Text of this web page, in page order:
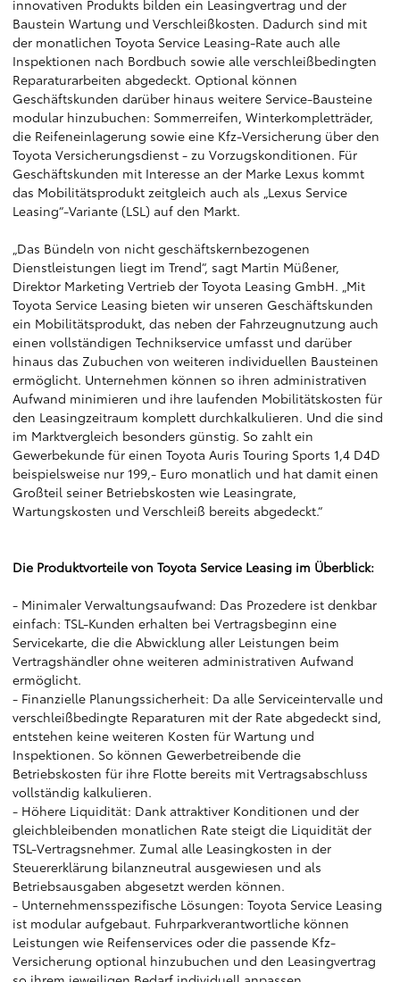
innovativen Produkts bilden ein Leasingvertrag und der
Baustein Wartung und Verschleißkosten. Dadurch sind mit
der monatlichen Toyota Service Leasing-Rate auch alle
Inspektionen nach Bordbuch sowie alle verschleißbedingten
Reparaturarbeiten abgedeckt. Optional können
Geschäftskunden darüber hinaus weitere Service-Bausteine
modular hinzubuchen: Sommerreifen, Winterkompletträder,
die Reifeneinlagerung sowie eine Kfz-Versicherung über den
Toyota Versicherungsdienst - zu Vorzugskonditionen. Für
Geschäftskunden mit Interesse an der Marke Lexus kommt
das Mobilitätsprodukt zeitgleich auch als „Lexus Service
Leasing“-Variante (LSL) auf den Markt.
„Das Bündeln von nicht geschäftskernbezogenen
Dienstleistungen liegt im Trend“, sagt Martin Müßener,
Direktor Marketing Vertrieb der Toyota Leasing GmbH. „Mit
Toyota Service Leasing bieten wir unseren Geschäftskunden
ein Mobilitätsprodukt, das neben der Fahrzeugnutzung auch
einen vollständigen Technikservice umfasst und darüber
hinaus das Zubuchen von weiteren individuellen Bausteinen
ermöglicht. Unternehmen können so ihren administrativen
Aufwand minimieren und ihre laufenden Mobilitätskosten für
den Leasingzeitraum komplett durchkalkulieren. Und die sind
im Marktvergleich besonders günstig. So zahlt ein
Gewerbekunde für einen Toyota Auris Touring Sports 1,4 D4D
beispielsweise nur 199,- Euro monatlich und hat damit einen
Großteil seiner Betriebskosten wie Leasingrate,
Wartungskosten und Verschleiß bereits abgedeckt.“
Die Produktvorteile von Toyota Service Leasing im Überblick:
- Minimaler Verwaltungsaufwand: Das Prozedere ist denkbar
einfach: TSL-Kunden erhalten bei Vertragsbeginn eine
Servicekarte, die die Abwicklung aller Leistungen beim
Vertragshändler ohne weiteren administrativen Aufwand
ermöglicht.
- Finanzielle Planungssicherheit: Da alle Serviceintervalle und
verschleißbedingte Reparaturen mit der Rate abgedeckt sind,
entstehen keine weiteren Kosten für Wartung und
Inspektionen. So können Gewerbetreibende die
Betriebskosten für ihre Flotte bereits mit Vertragsabschluss
vollständig kalkulieren.
- Höhere Liquidität: Dank attraktiver Konditionen und der
gleichbleibenden monatlichen Rate steigt die Liquidität der
TSL-Vertragsnehmer. Zumal alle Leasingkosten in der
Steuererklärung bilanzneutral ausgewiesen und als
Betriebsausgaben abgesetzt werden können.
- Unternehmensspezifische Lösungen: Toyota Service Leasing
ist modular aufgebaut. Fuhrparkverantwortliche können
Leistungen wie Reifenservices oder die passende Kfz-
Versicherung optional hinzubuchen und den Leasingvertrag